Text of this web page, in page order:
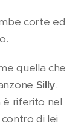
corte ed
quella che
Silly.
è riferito nel
di lei